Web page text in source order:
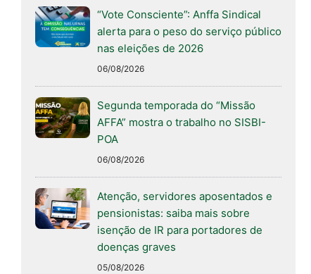
“Vote Consciente”: Anffa Sindical
alerta para o peso do serviço público
nas eleições de 2026
06/08/2026
Segunda temporada do “Missão
AFFA” mostra o trabalho no SISBI-
POA
06/08/2026
Atenção, servidores aposentados e
pensionistas: saiba mais sobre
isenção de IR para portadores de
doenças graves
05/08/2026